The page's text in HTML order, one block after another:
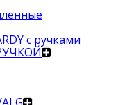
с ручками